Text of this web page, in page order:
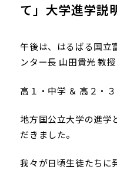
て」大学進学説
午後は、はるばる国立
ンター長 山田貴光 教
高１・中学 ＆ 高２・
地方国公立大学の進学
だきました。
我々が日頃生徒たちに